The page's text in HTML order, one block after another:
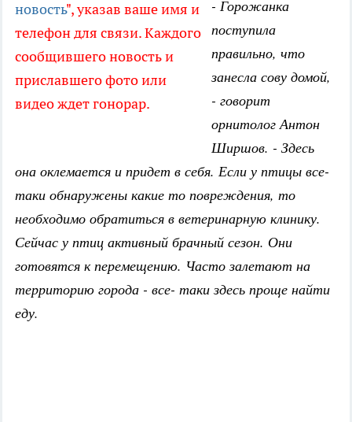
новость", указав ваше имя и
телефон для связи. Каждого
сообщившего новость и
приславшего фото или
видео ждет гонорар.
- Горожанка
поступила
правильно, что
занесла сову домой,
- говорит
орнитолог Антон
Ширшов. - Здесь
она оклемается и придет в себя. Если у птицы все-
таки обнаружены какие то повреждения, то
необходимо обратиться в ветеринарную клинику.
Сейчас у птиц активный брачный сезон. Они
готовятся к перемещению. Часто залетают на
территорию города - все- таки здесь проще найти
еду.